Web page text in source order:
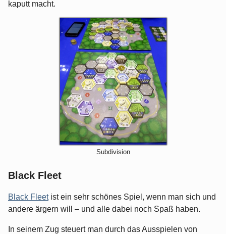
kaputt macht.
Subdivision
Black Fleet
Black Fleetist ein sehr schönes Spiel, wenn man sich und
andere ärgern will – und alle dabei noch Spaß haben.
In seinem Zug steuert man durch das Ausspielen von